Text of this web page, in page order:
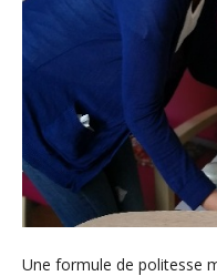
Une formule de politesse